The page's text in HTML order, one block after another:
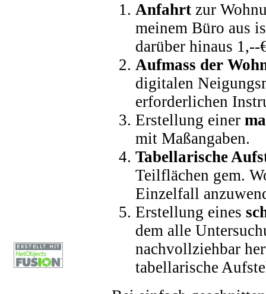
Anfahrt zur
meinem Büro aus
darüber hinaus
Aufmass der
digitalen
erforderlichen
Erstellung einer
mit Maßangaben.
Tabellarische
Teilflächen gem.
Einzelfall
Erstellung eines
dem alle
nachvollziehbar
tabellarische